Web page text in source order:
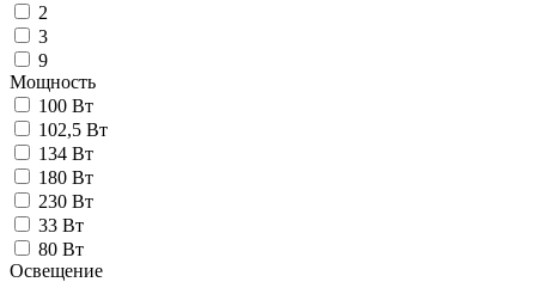
2
3
9
Мощность
100 Вт
102,5 Вт
134 Вт
180 Вт
230 Вт
33 Вт
80 Вт
Освещение